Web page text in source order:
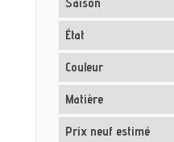
État
Couleur
Matière
Prix neuf estimé